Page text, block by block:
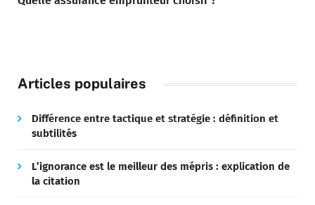
Articles populaires
Différence entre tactique et stratégie : définition et
subtilités
L’ignorance est le meilleur des mépris : explication de
la citation